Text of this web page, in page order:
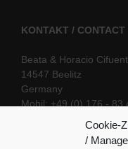
Cookie-
/
KONTAKT / CONTACT
Beata & Horacio
14547 Beelitz
Germany
Mobil: +49 (0) 176 - 83